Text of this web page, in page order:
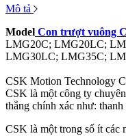
Mô tả
Model Con trượt vuông
LMG20C; LMG20LC;
LMG30LC; LMG35C;
CSK Motion Technology
CSK là một công ty
thẳng chính xác như:
CSK là một trong số ít các